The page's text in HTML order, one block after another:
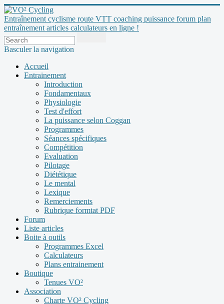
Entraînement cyclisme route VTT coaching puissance forum plan
entraînement articles calculateurs en ligne !
Basculer la navigation
Accueil
Entrainement
Introduction
Fondamentaux
Physiologie
Test d'effort
La puissance selon Coggan
Programmes
Séances spécifiques
Compétition
Evaluation
Pilotage
Diététique
Le mental
Lexique
Remerciements
Rubrique formtat PDF
Forum
Liste articles
Boite à outils
Programmes Excel
Calculateurs
Plans entrainement
Boutique
Tenues VO²
Association
Charte VO² Cycling